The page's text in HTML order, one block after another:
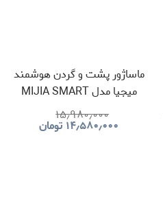
ماساژور پشت و گردن هوشمند
میجیا مدل MIJIA SMART
NECK MASSAGER
MJJJAMY01YMYY
۱۵٫۹۸۰٫۰۰۰
۱۴٫۵۸۰٫۰۰۰ تومان